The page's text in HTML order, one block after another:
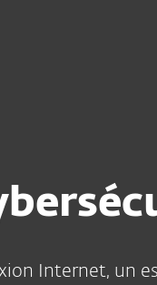
Internet, un